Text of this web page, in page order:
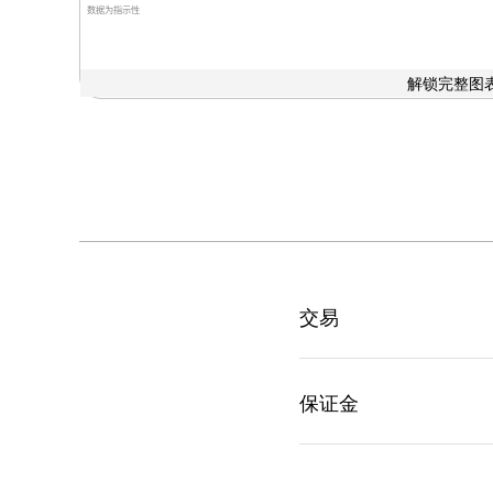
数据为指示性
解锁完整图